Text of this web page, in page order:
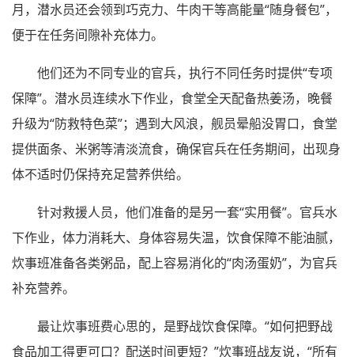
月，潜水员还会领到巧克力、牛肉干等高能量“随身餐包”，
便于在任务间隙补充体力。
他们还为不同专业的官兵，执行不同任务时提供“专项
保障”。潜水员连续水下作业，食堂全天配备热姜汤，晚餐
升级为“防救特色菜”；遇到大风浪，舰员晕船没胃口，食堂
提供面条、米粥等清淡流食，确保官兵在任务期间，出现身
体不适时仍保持充足营养供给。
针对救援人员，他们准备的是另一套“实用餐”。官兵水
下作业，体力消耗大、身体容易失温，饮食保障不能油腻，
炊事班准备各类粥品，配上容易消化的“肉汤蛋奶”，为官兵
补充营养。
最让炊事班费心思的，是野战饮食保障。“如何把野战
食品加工得更可口？配送时间更短？”炊事班战友说，“所有